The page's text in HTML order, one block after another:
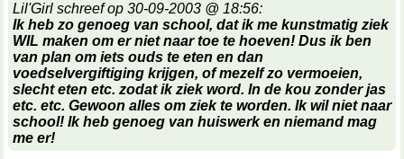
Lil'Girl schreef op 30-09-2003 @ 18:56:
Ik heb zo genoeg van school, dat ik me kunstmatig ziek
WIL maken om er niet naar toe te hoeven! Dus ik ben
van plan om iets ouds te eten en dan
voedselvergiftiging krijgen, of mezelf zo vermoeien,
slecht eten etc. zodat ik ziek word. In de kou zonder jas
etc. etc. Gewoon alles om ziek te worden. Ik wil niet naar
school! Ik heb genoeg van huiswerk en niemand mag
me er!